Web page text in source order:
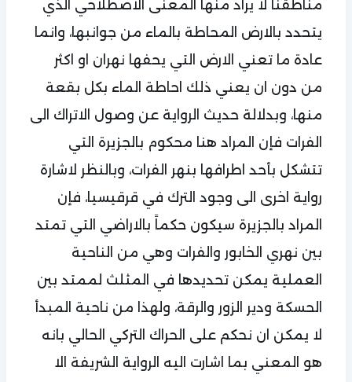
مناطقنا لا يراد منها المعنى الاصطلاحي الذي
يتحدد بالارض المحاطة بالماء من جوانبها، وانما
عادة ما تعني الارض التي يحفها نهران او اكثر
من دون ان يعني ذلك احاطة الماء بكل بقعة
منها، وبدلالة حديث الرواية عن وصول الاتراك الى
الفرات فإن المراد هنا محكوم بالجزيرة التي
تتشكل بأحد اطرافها بنهر الفرات، وبالنظر لاشارة
رواية اخرى الى وجود الترك في قرقيسيا، فإن
المراد بالجزيرة سيكون حكماً بالاراضي التي تمتد
بين نهري الخابور والفرات وهي من الناحية
العملية يمكن تحديدها في المثلث لممتد بين
الحسكة ودير الزور والرقة، ولهذا من ناحية المبدأ
لا يمكن ان نحكم على الحراك التركي الحالي بانه
هو المعني بما اشارت اليه الرواية الشريفة الا